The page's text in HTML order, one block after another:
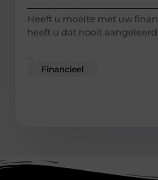
Heeft u moeite met uw
heeft u dat nooit
...
Financieel